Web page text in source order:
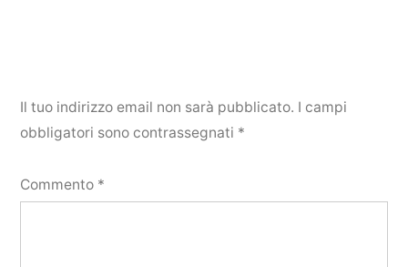
Il tuo indirizzo email non sarà pubblicato. I campi
obbligatori sono contrassegnati *
Commento *